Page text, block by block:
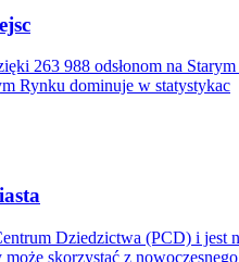
263 988 odsłonom na
Rynku dominuje w statystykac
Dziedzictwa (PCD) i
skorzystać z